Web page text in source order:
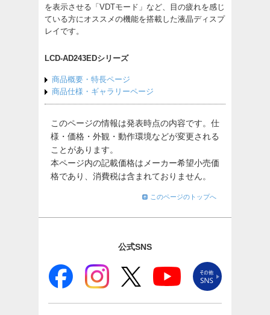
を表示させる「VDTモード」など、目の疲れを感じ
ている方にオススメの機能を搭載した液晶ディスプ
レイです。
LCD-AD243EDシリーズ
商品概要・特長ページ
商品仕様・ギャラリーページ
このページの情報は発表時点の内容です。仕
様・価格・外観・動作環境などが変更される
ことがあります。
本ページ内の記載価格はメーカー希望小売価
格であり、消費税は含まれておりません。
このページのトップへ
公式SNS